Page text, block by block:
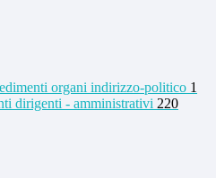
organi indirizzo-politico 1
dirigenti - amministrativi 220